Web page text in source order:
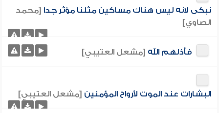
نبكى لانه ليس هناك مساكين مثلنا مؤثر جدا [محمد
الصاوي]
فأذلهم الله [مشعل العتيبي]
البشارات عند الموت لأرواح المؤمنين [مشعل العتيبي]